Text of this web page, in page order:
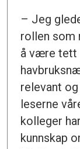
– Jeg
rollen som
å være tett
relevant
leserne
kolleger
kunnskap